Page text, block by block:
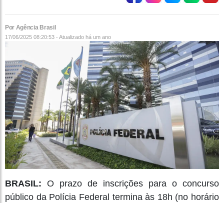
Por Agência Brasil
17/06/2025 08:20:53 - Atualizado há um ano
BRASIL: O prazo de inscrições para o concurso
público da Polícia Federal termina às 18h (no horário